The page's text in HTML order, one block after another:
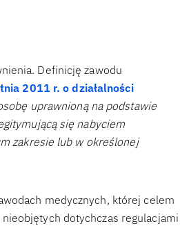
Definicję zawodu
2011 r. o działalności
uprawnioną na podstawie
się nabyciem
zakresie lub w określonej
medycznych, której celem
dotychczas regulacjami